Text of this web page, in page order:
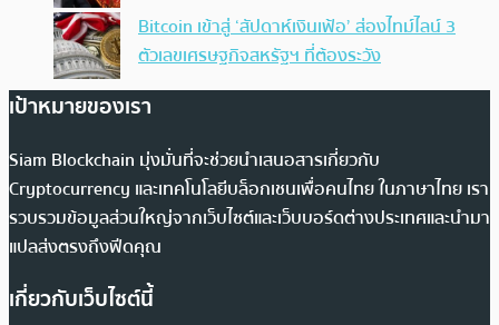
Bitcoin เข้าสู่ ‘สัปดาห์เงินเฟ้อ’ ส่องไทม์ไลน์ 3
ตัวเลขเศรษฐกิจสหรัฐฯ ที่ต้องระวัง
เป้าหมายของเรา
Siam Blockchain มุ่งมั่นที่จะช่วยนำเสนอสารเกี่ยวกับ
Cryptocurrency และเทคโนโลยีบล็อกเชนเพื่อคนไทย ในภาษาไทย เรา
รวบรวมข้อมูลส่วนใหญ่จากเว็บไซต์และเว็บบอร์ดต่างประเทศและนำมา
แปลส่งตรงถึงฟีดคุณ
เกี่ยวกับเว็บไซต์นี้